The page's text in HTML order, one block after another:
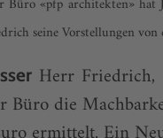
seine Vorstel­lungen
Herr Friedrich,
Büro die